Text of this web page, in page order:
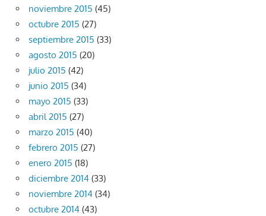
noviembre 2015 (45)
octubre 2015 (27)
septiembre 2015 (33)
agosto 2015 (20)
julio 2015 (42)
junio 2015 (34)
mayo 2015 (33)
abril 2015 (27)
marzo 2015 (40)
febrero 2015 (27)
enero 2015 (18)
diciembre 2014 (33)
noviembre 2014 (34)
octubre 2014 (43)